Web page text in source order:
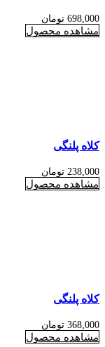
698,000 تومان
مشاهده محصول
کلاه پلنگی
238,000 تومان
مشاهده محصول
کلاه پلنگی
368,000 تومان
مشاهده محصول